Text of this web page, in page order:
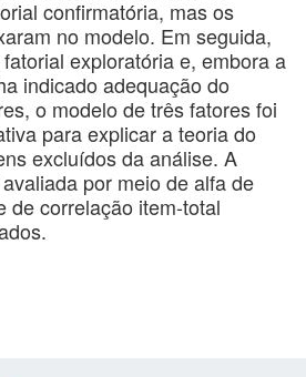
confirmatória, mas os
no modelo. Em seguida,
exploratória e, embora a
indicado adequação do
o modelo de três fatores foi
para explicar a teoria do
excluídos da análise. A
por meio de alfa de
de correlação item-total